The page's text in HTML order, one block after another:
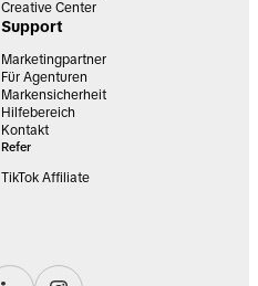
Creative Center
Support
Marketingpartner
Für Agenturen
Markensicherheit
Hilfebereich
Kontakt
Refer
TikTok Affiliate